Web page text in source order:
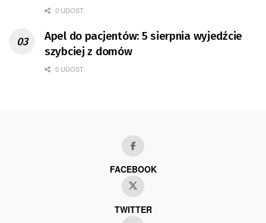
0 UDOST.
Apel do pacjentów: 5 sierpnia wyjedźcie
szybciej z domów
0 UDOST.
FACEBOOK
TWITTER